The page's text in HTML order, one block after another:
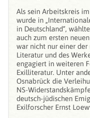
Als sein Arbeitskreis
wurde in
in Deutschland“,
auch zum ersten
war nicht nur einer der
Literatur und des
engagiert in weiteren
Exilliteratur. Unter
Osnabrück die
NS-
deutsch-jüdischen
Exilforscher Ernst